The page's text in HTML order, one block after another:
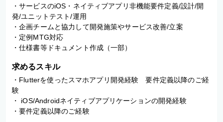
・サービスのiOS・ネイティブアプリ非機能要件定義/設計/開
発/ユニットテスト/運用
・企画チームと協力して開発施策やサービス改善/立案
・定例MTG対応
・仕様書等ドキュメント作成（一部）
求めるスキル
・Flutterを使ったスマホアプリ開発経験　要件定義以降のご経
験
・ iOS/Androidネイティブアプリケーションの開発経験
・要件定義以降のご経験